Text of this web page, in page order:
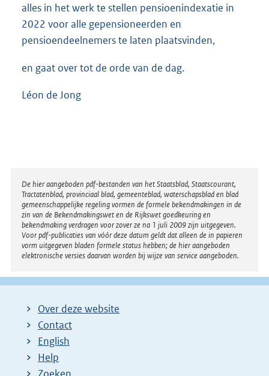
alles in het werk te stellen pensioenindexatie in
2022 voor alle gepensioneerden en
pensioendeelnemers te laten plaatsvinden,
en gaat over tot de orde van de dag.
Léon de Jong
Disclaimer
De hier aangeboden pdf-bestanden van het Staatsblad, Staatscourant,
Tractatenblad, provinciaal blad, gemeenteblad, waterschapsblad en blad
gemeenschappelijke regeling vormen de formele bekendmakingen in de
zin van de Bekendmakingswet en de Rijkswet goedkeuring en
bekendmaking verdragen voor zover ze na 1 juli 2009 zijn uitgegeven.
Voor pdf-publicaties van vóór deze datum geldt dat alleen de in papieren
vorm uitgegeven bladen formele status hebben; de hier aangeboden
elektronische versies daarvan worden bij wijze van service aangeboden.
Over deze website
Contact
English
Help